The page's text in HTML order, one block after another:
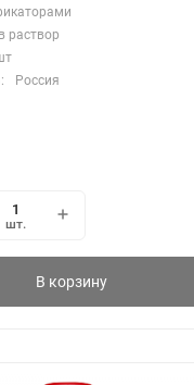
раствор
Россия
шт.
В корзину